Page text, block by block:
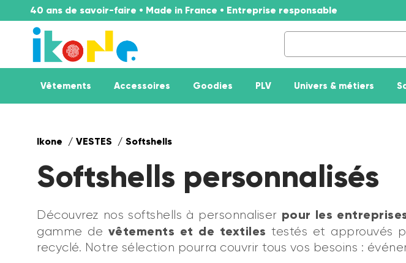
40 ans de savoir-faire • Made in France • Entreprise responsable
Vêtements Accessoires Goodies PLV Univers & métiers
Ikone VESTES Softshells
Softshells personnalisés
Découvrez nos softshells à personnaliser pour les
gamme de vêtements et de textiles testés et approuvés
recyclé. Notre sélection pourra couvrir tous vos besoins :